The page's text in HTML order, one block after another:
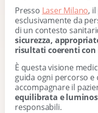
Presso Laser Milano,
esclusivamente da
di un contesto
sicurezza,
risultati coerenti con
È questa visione
guida ogni percorso e
accompagnare il
equilibrata e
responsabili.